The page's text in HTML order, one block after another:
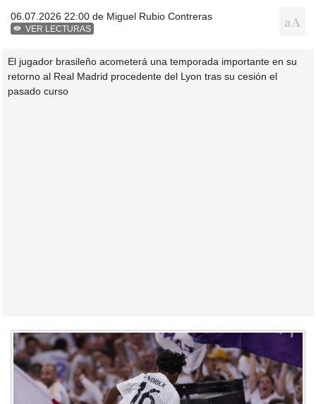
06.07.2026 22:00 de Miguel Rubio Contreras
VER LECTURAS
El jugador brasileño acometerá una temporada importante en su
retorno al Real Madrid procedente del Lyon tras su cesión el
pasado curso